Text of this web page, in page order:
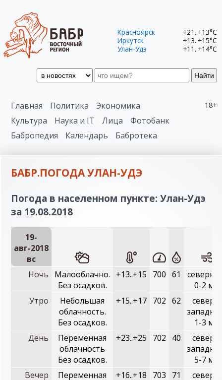
Найти
Красноярск
+21..+13°C
Иркутск
+13..+15°C
Улан-Удэ
+11..+14°C
18+
Главная Политика
Экономика
Культура
Наука и IT Лица
Фотобанк
Бабропедия
Календарь Бабротека
БАБР.ПОГОДА УЛАН-УДЭ
Погода в населенном пункте: Улан-Удэ
за 19.08.2018
19-
авг-2018
вc
Ночь
Малооблачно.
Без осадков.
+13..+15 700 61
0-2 м/с
Утро
Небольшая
облачность.
Без осадков.
+15..+17 702 62
северо-
1-3 м/с
День
Переменная
облачность
Без осадков.
+23..+25 702 40
северо-
5-7 м/с
Вечер
Переменная
+16..+18 703 71
северо-